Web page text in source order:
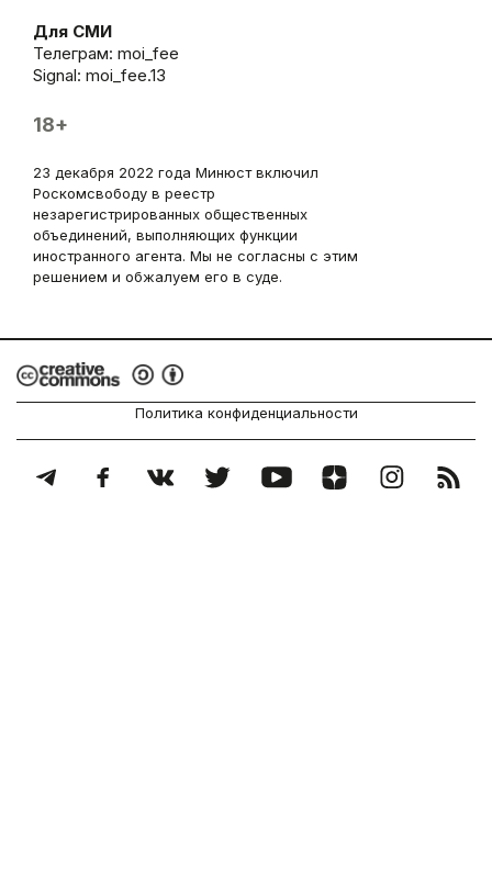
Для СМИ
Телеграм: moi_fee
Signal: moi_fee.13
18+
23 декабря 2022 года Минюст включил
Роскомсвободу в реестр
незарегистрированных общественных
объединений, выполняющих функции
иностранного агента. Мы не согласны с этим
решением и обжалуем его в суде.
Политика конфиденциальности